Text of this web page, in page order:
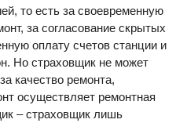
то есть за своевременную
за согласование скрытых
оплату счетов станции и
Но страховщик не может
качество ремонта,
осуществляет ремонтная
– страховщик лишь